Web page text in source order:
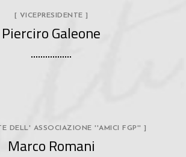
[ VICEPRESIDENTE ]
Pierciro Galeone
DELL' ASSOCIAZIONE ''AMICI FGP'' ]
Marco Romani